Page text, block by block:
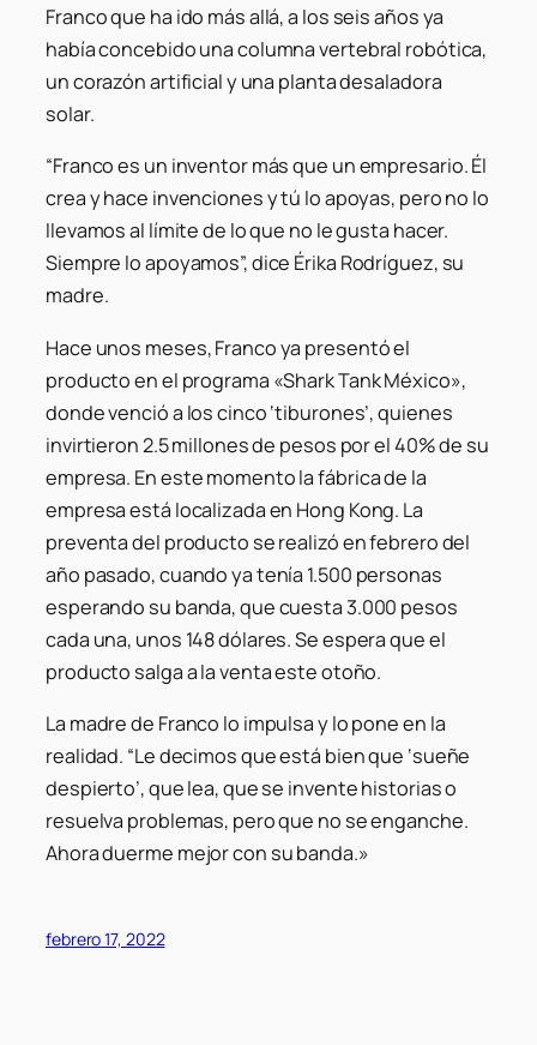
Franco que ha ido más allá, a los seis años ya
había concebido una columna vertebral robótica,
un corazón artificial y una planta desaladora
solar.
“Franco es un inventor más que un empresario. Él
crea y hace invenciones y tú lo apoyas, pero no lo
llevamos al límite de lo que no le gusta hacer.
Siempre lo apoyamos”, dice Érika Rodríguez, su
madre.
Hace unos meses, Franco ya presentó el
producto en el programa «Shark Tank México»,
donde venció a los cinco ‘tiburones’, quienes
invirtieron 2.5 millones de pesos por el 40% de su
empresa. En este momento la fábrica de la
empresa está localizada en Hong Kong. La
preventa del producto se realizó en febrero del
año pasado, cuando ya tenía 1.500 personas
esperando su banda, que cuesta 3.000 pesos
cada una, unos 148 dólares. Se espera que el
producto salga a la venta este otoño.
La madre de Franco lo impulsa y lo pone en la
realidad. “Le decimos que está bien que ‘sueñe
despierto’, que lea, que se invente historias o
resuelva problemas, pero que no se enganche.
Ahora duerme mejor con su banda.»
febrero 17, 2022